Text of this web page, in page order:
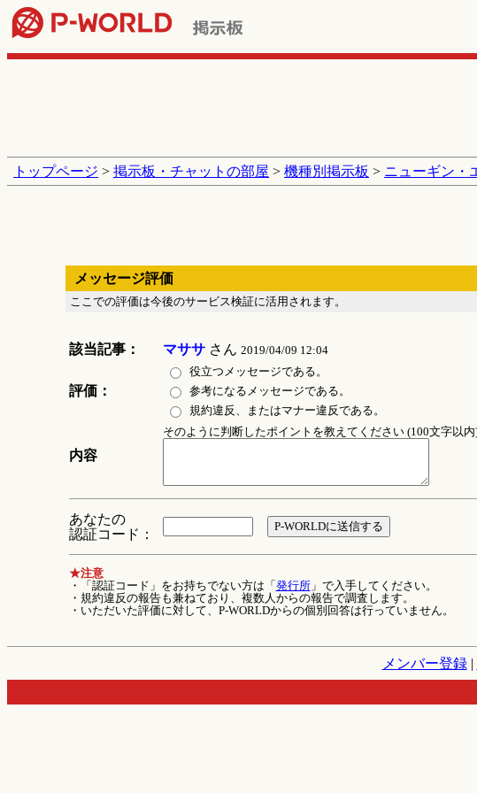
トップページ > 掲示板・チャットの部屋 > 機種別掲示板 > ニューギン・
メッセージ評価
ここでの評価は今後のサービス検証に活用されます。
該当記事： マササさん 2019/04/09 12:04
評価：
役立つメッセージである。
参考になるメッセージである。
規約違反、またはマナー違反である。
内容
そのように判断したポイントを教えてください (100文字以内
あなたの
認証コード：
★注意
・「認証コード」をお持ちでない方は「 発行所」で入手してください。
・規約違反の報告も兼ねており、複数人からの報告で調査します。
・いただいた評価に対して、P-WORLDからの個別回答は行っていません。
メンバー登録|